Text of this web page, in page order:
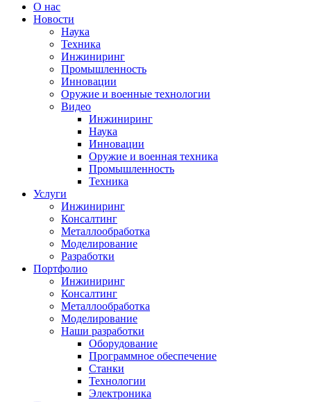
О нас
Новости
Наука
Техника
Инжиниринг
Промышленность
Инновации
Оружие и военные технологии
Видео
Инжиниринг
Наука
Инновации
Оружие и военная техника
Промышленность
Техника
Услуги
Инжиниринг
Консалтинг
Металлообработка
Моделирование
Разработки
Портфолио
Инжиниринг
Консалтинг
Металлообработка
Моделирование
Наши разработки
Оборудование
Программное обеспечение
Станки
Технологии
Электроника